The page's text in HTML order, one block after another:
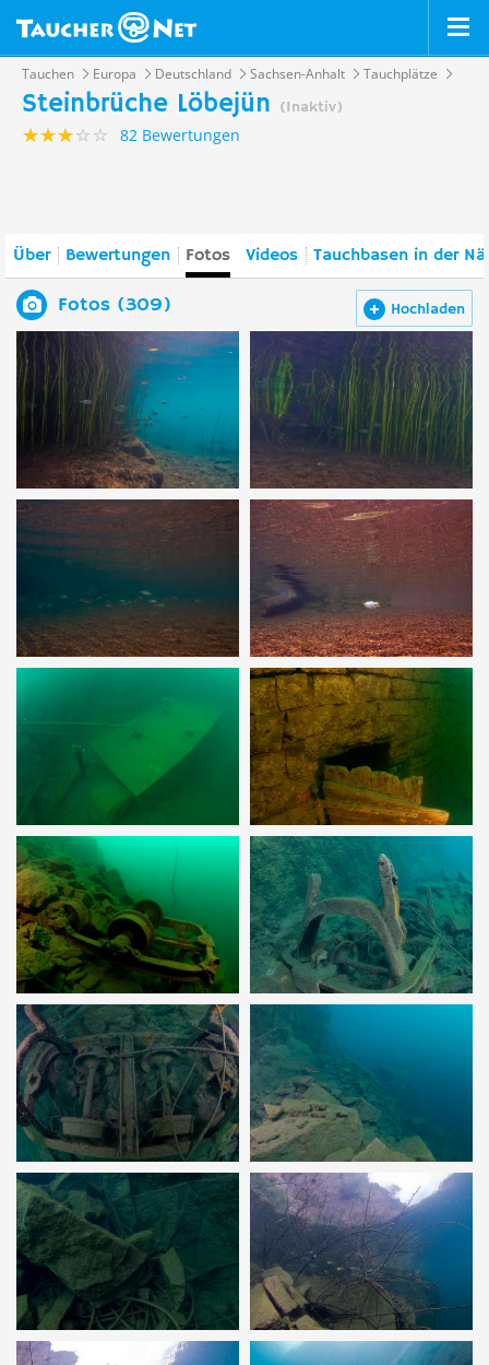
Tauchen Europa Deutschland Sachsen-Anhalt Tauchplätze
Steinbrüche Löbejün (Inaktiv)
82 Bewertungen
Über Bewertungen Fotos Videos Tauchbasen in der
Hochladen
Fotos (309)